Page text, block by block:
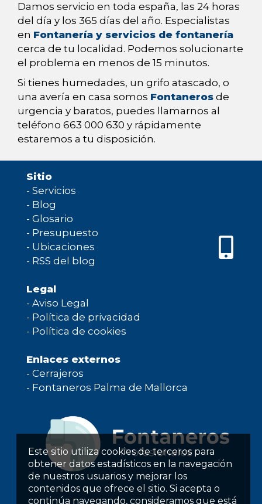
Este sitio utiliza cookies de terceros para
obtener datos estadísticos en la navegación
de nuestros usuarios y mejorar los
contenidos que ofrece el sitio. Si acepta o
continúa navegando, consideramos que está
Damos servicio en toda españa, las 24 horas
del día y los 365 días del año. Especialistas
en Fontanería y servicios de fontanería
cerca de tu localidad. Podemos solucionarte
el problema en menos de 15 minutos.
Si tienes humedades, un grifo atascado, o
una avería en casa somos Fontaneros de
urgencia y baratos, puedes llamarnos al
teléfono 663 000 630 y rápidamente
estaremos a tu disposición.
Sitio
- Servicios
- Blog
- Glosario
- Presupuesto
- Ubicaciones
- RSS del blog
Legal
- Aviso Legal
- Política de privacidad
- Política de cookies
Enlaces externos
- Cerrajeros
- Fontaneros Palma de Mallorca